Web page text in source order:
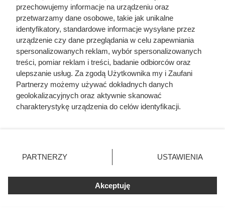
Czytaj także:
Tak źle na rynku pelletu jeszcze nie było. Polacy
wykupują zapasy już latem
Pellet podrożał o 13% w miesiąc. Tak źle w środku
lata jeszcze nie było
Oto, co naprawdę do niego dosypują
przechowujemy informacje na urządzeniu oraz
przetwarzamy dane osobowe, takie jak unikalne
identyfikatory, standardowe informacje wysyłane przez
urządzenie czy dane przeglądania w celu zapewniania
spersonalizowanych reklam, wybór spersonalizowanych
treści, pomiar reklam i treści, badanie odbiorców oraz
ulepszanie usług. Za zgodą Użytkownika my i Zaufani
Partnerzy możemy używać dokładnych danych
geolokalizacyjnych oraz aktywnie skanować
charakterystykę urządzenia do celów identyfikacji.
zmienić/wycofać klikając przycisk ustawień prywatności
znajdujący się w lewym dolnym rogu strony. Niektóre
użytkownika, ale masz prawo sprzeciwić się takiemu
przetwarzaniu. Preferencje będą miały zastosowania tylko
PARTNERZY USTAWIENIA
Akceptuję